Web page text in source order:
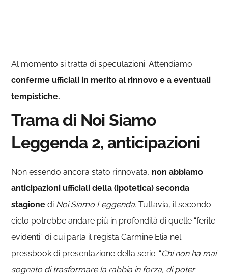
Al momento si tratta di speculazioni. Attendiamo
conferme ufficiali in merito al rinnovo e a eventuali
tempistiche.
Trama di Noi Siamo
Leggenda 2, anticipazioni
Non essendo ancora stato rinnovata, non abbiamo
anticipazioni ufficiali della (ipotetica) seconda
stagione di Noi Siamo Leggenda.Tuttavia, il secondo
ciclo potrebbe andare più in profondità di quelle “ferite
evidenti” di cui parla il regista Carmine Elia nel
pressbook di presentazione della serie. “Chi non ha mai
sognato di trasformare la rabbia in forza, di poter